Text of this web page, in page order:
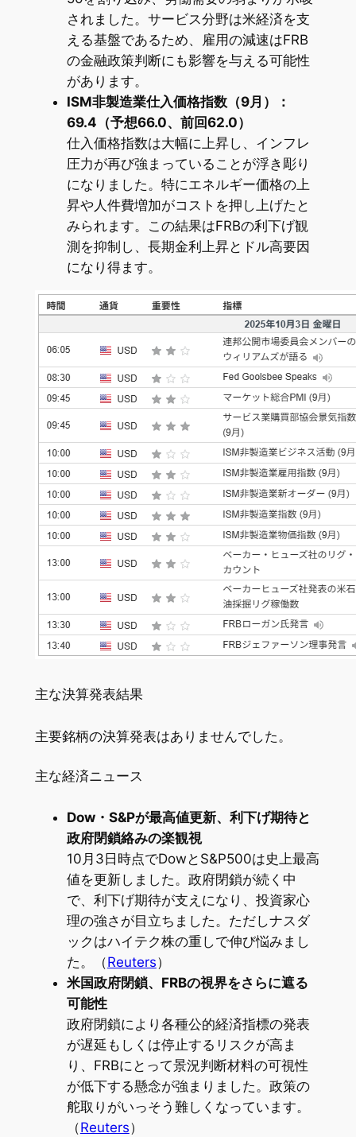
されました。サービス分野は米経済を支
える基盤であるため、雇用の減速はFRB
の金融政策判断にも影響を与える可能性
があります。
ISM非製造業仕入価格指数（9月）：
69.4（予想66.0、前回62.0）
仕入価格指数は大幅に上昇し、インフレ
圧力が再び強まっていることが浮き彫り
になりました。特にエネルギー価格の上
昇や人件費増加がコストを押し上げたと
みられます。この結果はFRBの利下げ観
測を抑制し、長期金利上昇とドル高要因
になり得ます。
主な決算発表結果
主要銘柄の決算発表はありませんでした。
主な経済ニュース
Dow・S&Pが最高値更新、利下げ期待と
政府閉鎖絡みの楽観視
10月3日時点でDowとS&P500は史上最高
値を更新しました。政府閉鎖が続く中
で、利下げ期待が支えになり、投資家心
理の強さが目立ちました。ただしナスダ
ックはハイテク株の重しで伸び悩みまし
た。（Reuters）
米国政府閉鎖、FRBの視界をさらに遮る
可能性
政府閉鎖により各種公的経済指標の発表
が遅延もしくは停止するリスクが高ま
り、FRBにとって景況判断材料の可視性
が低下する懸念が強まりました。政策の
舵取りがいっそう難しくなっています。
（Reuters）